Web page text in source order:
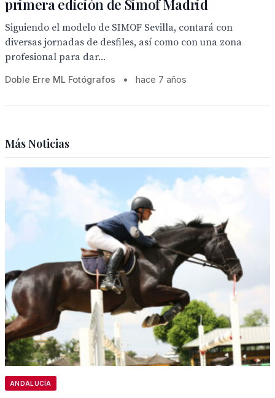
primera edición de Simof Madrid
Siguiendo el modelo de SIMOF Sevilla, contará con
diversas jornadas de desfiles, así como con una zona
profesional para dar...
Doble Erre ML Fotógrafos • hace 7 años
Más Noticias
ANDALUCÍA